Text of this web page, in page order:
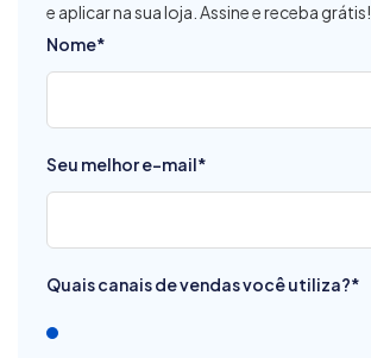
e aplicar na sua loja. Assine e receba grátis!
Nome*
Seu melhor e-mail*
Quais canais de vendas você utiliza?*